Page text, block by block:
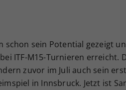
schon sein Potential gezeigt
ITF-M15-Turnieren erreicht.
zuvor im Juli auch sein
in Innsbruck. Jetzt ist